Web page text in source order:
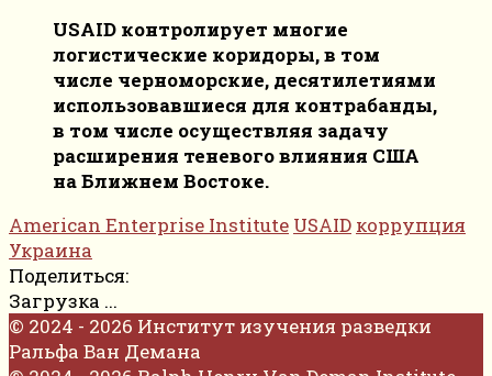
USAID контролирует многие
логистические коридоры, в том
числе черноморские, десятилетиями
использовавшиеся для контрабанды,
в том числе осуществляя задачу
расширения теневого влияния США
на Ближнем Востоке.
American Enterprise Institute USAID коррупция
Украина
Поделиться:
Загрузка ...
© 2024 - 2026 Институт изучения разведки
Ральфа Ван Демана